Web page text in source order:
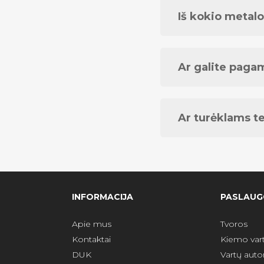
Iš kokio
Ar galite
Ar turėklams
INFORMACIJA
Apie mus
Kontaktai
DUK
Tvoros
Kiemo
Vartų